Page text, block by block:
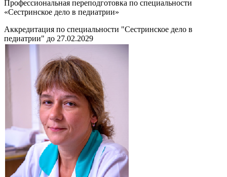
Профессиональная переподготовка по специальности
«Сестринское дело в педиатрии»
Аккредитация по специальности "Сестринское дело в
педиатрии" до 27.02.2029